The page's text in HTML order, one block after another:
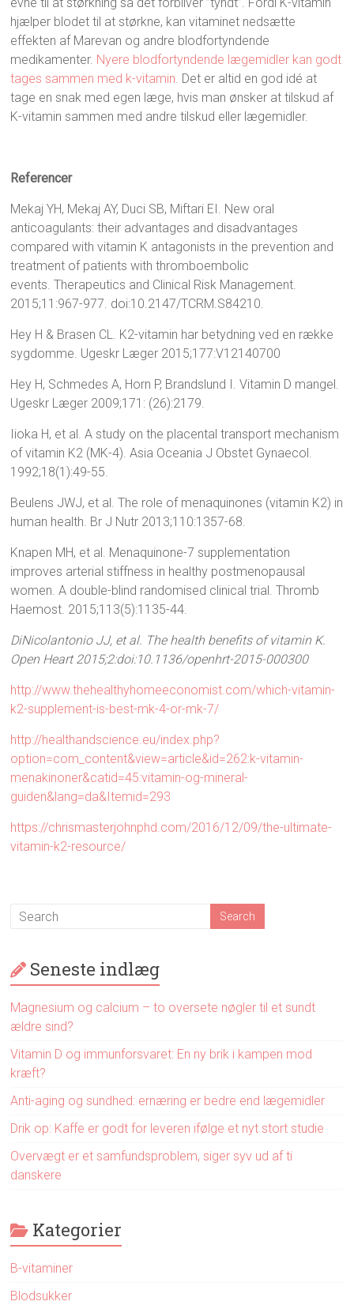
evne til at størkning så det forbliver ”tyndt”. Fordi K-vitamin
hjælper blodet til at størkne, kan vitaminet nedsætte
effekten af Marevan og andre blodfortyndende
medikamenter. Nyere blodfortyndende lægemidler kan godt
tages sammen med k-vitamin. Det er altid en god idé at
tage en snak med egen læge, hvis man ønsker at tilskud af
K-vitamin sammen med andre tilskud eller lægemidler.
Referencer
Mekaj YH, Mekaj AY, Duci SB, Miftari EI. New oral
anticoagulants: their advantages and disadvantages
compared with vitamin K antagonists in the prevention and
treatment of patients with thromboembolic
events. Therapeutics and Clinical Risk Management.
2015;11:967-977. doi:10.2147/TCRM.S84210.
Hey H & Brasen CL. K2-vitamin har betydning ved en række
sygdomme. Ugeskr Læger 2015;177:V12140700
Hey H, Schmedes A, Horn P, Brandslund I. Vitamin D mangel.
Ugeskr Læger 2009;171: (26):2179.
Iioka H, et al. A study on the placental transport mechanism
of vitamin K2 (MK-4). Asia Oceania J Obstet Gynaecol.
1992;18(1):49-55.
Beulens JWJ, et al. The role of menaquinones (vitamin K2) in
human health. Br J Nutr 2013;110:1357-68.
Knapen MH, et al. Menaquinone-7 supplementation
improves arterial stiffness in healthy postmenopausal
women. A double-blind randomised clinical trial. Thromb
Haemost. 2015;113(5):1135-44.
DiNicolantonio JJ, et al. The health benefits of vitamin K.
Open Heart 2015;2:doi:10.1136/openhrt-2015-000300
http://www.thehealthyhomeeconomist.com/which-vitamin-
k2-supplement-is-best-mk-4-or-mk-7/
http://healthandscience.eu/index.php?
option=com_content&view=article&id=262:k-vitamin-
menakinoner&catid=45:vitamin-og-mineral-
guiden&lang=da&Itemid=293
https://chrismasterjohnphd.com/2016/12/09/the-ultimate-
vitamin-k2-resource/
Seneste indlæg
Magnesium og calcium – to oversete nøgler til et sundt
ældre sind?
Vitamin D og immunforsvaret: En ny brik i kampen mod
kræft?
Anti-aging og sundhed: ernæring er bedre end lægemidler
Drik op: Kaffe er godt for leveren ifølge et nyt stort studie
Overvægt er et samfundsproblem, siger syv ud af ti
danskere
Kategorier
B-vitaminer
Blodsukker